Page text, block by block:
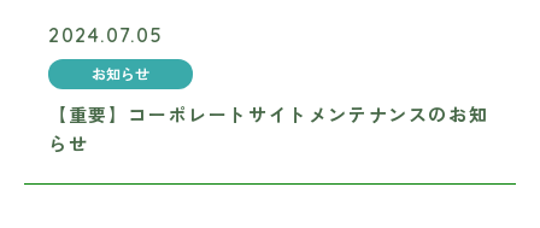
2024.07.05
お知らせ
【重要】コーポレートサイトメンテナンスのお知
らせ